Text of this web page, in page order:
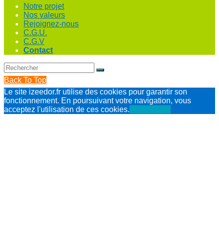
Notre projet
Nos valeurs
Rejoignez-nous
C.G.U.
C.G.V
Contact
Back To Top
Le site izeedor.fr utilise des cookies pour garantir son
fonctionnement. En poursuivant votre navigation, vous
acceptez l'utilisation de ces cookies.